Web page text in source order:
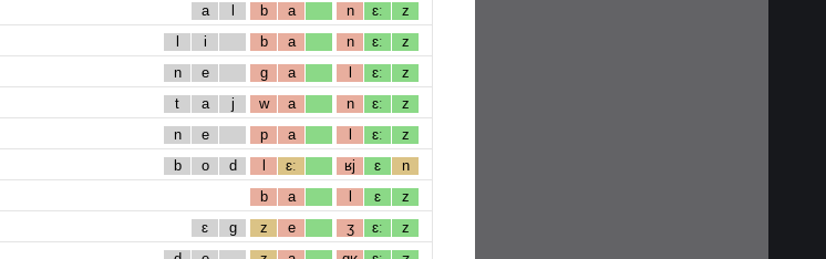
a l b a n ɛː z
l i b a n ɛː z
n e g a l ɛː z
t a j w a n ɛː z
n e p a l ɛː z
b o d l ɛː ʁj ɛ n
b a l ɛ z
ɛ g z e ʒ ɛː z